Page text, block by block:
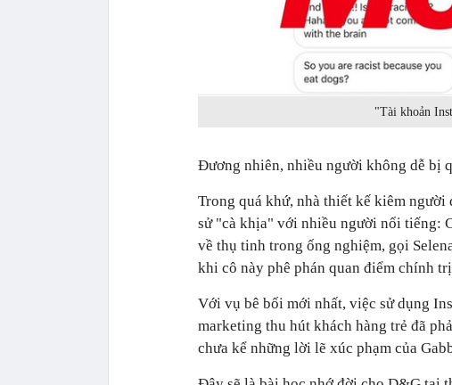
"Tài khoản
Đương nhiên, nhiều người không dễ bị
Trong quá khứ, nhà thiết kế kiêm người
sử "cà khịa" với nhiều người nổi tiếng:
về thụ tinh trong ống nghiệm, gọi
khi cô này phê phán quan điểm chính
Với vụ bê bối mới nhất, việc sử dụng
marketing thu hút khách hàng trẻ đã
chưa kể những lời lẽ xúc phạm của